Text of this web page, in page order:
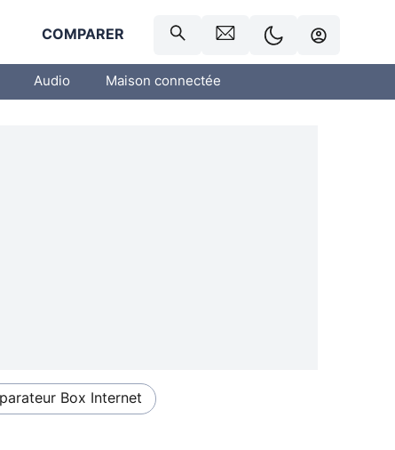
COMPARER
Audio Maison connectée
Box Internet